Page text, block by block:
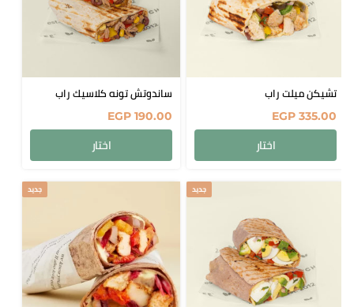
تشيكن ميلت راب
EGP 335.00
اختار
ساندوتش تونه كلاسيك راب
EGP 190.00
اختار
جديد جديد